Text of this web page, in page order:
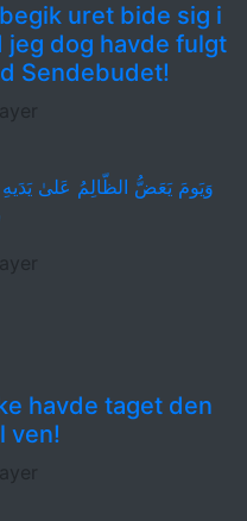
uret bide sig i
jeg dog havde fulgt
Sendebudet!
وَيَومَ يَعَضُّ الظّالِمُ عَلىٰ
havde taget den
ven!